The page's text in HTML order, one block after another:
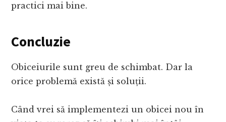
practici mai bine.
Concluzie
Obiceiurile sunt greu de schimbat. Dar la
orice problemă există și soluții.
Când vrei să implementezi un obicei nou în